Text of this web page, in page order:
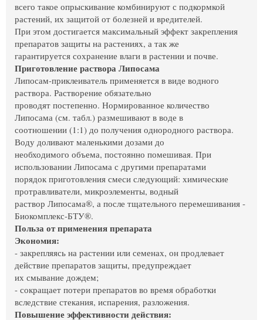
всего такое опрыскивание комбинируют с подкормкой
растений, их защитой от болезней и вредителей.
При этом достигается максимальный эффект закрепления
препаратов защиты на растениях, а так же
гарантируется сохранение влаги в растении и почве.
Приготовление раствора Липосама
Липосам-приклеиватель применяется в виде водного
раствора. Растворение обязательно
проводят постепенно. Нормированное количество
Липосама (см. табл.) размешивают в воде в
соотношении (1:1) до получения однородного раствора.
Воду доливают маленькими дозами до
необходимого объема, постоянно помешивая. При
использовании Липосама с другими препаратами
порядок приготовления смеси следующий: химические
протравливатели, микроэлементы, водный
раствор Липосама®, а после тщательного перемешивания -
Биокомплекс-БТУ®.
Польза от применения препарата
Экономия:
- закрепляясь на растении или семенах, он продлевает
действие препаратов защиты, предупреждает
их смывание дождем;
- сокращает потери препаратов во время обработки
вследствие стекания, испарения, разложения.
Повышение эффективности действия: